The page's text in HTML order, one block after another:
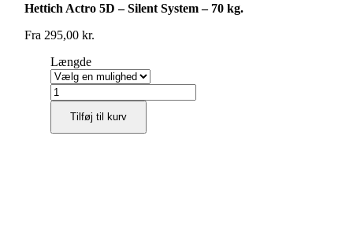
Hettich Actro 5D – Silent System – 70 kg.
Fra 295,00kr.
Længde
Hettich
Actro
-
Tilføj til kurv